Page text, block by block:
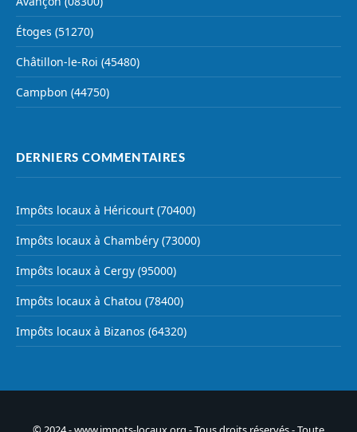
Étoges (51270)
Châtillon-le-Roi (45480)
Campbon (44750)
DERNIERS COMMENTAIRES
Impôts locaux à Héricourt (70400)
Impôts locaux à Chambéry (73000)
Impôts locaux à Cergy (95000)
Impôts locaux à Chatou (78400)
Impôts locaux à Bizanos (64320)